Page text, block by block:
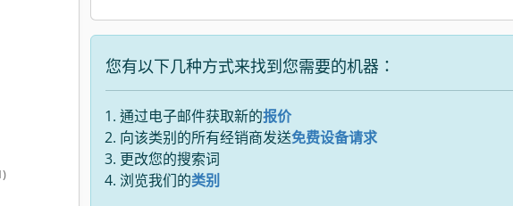
您有以下几种方式来找到您需要的机器：
通过电子邮件获取新的报价
向该类别的所有经销商发送免费设备请求
更改您的搜索词
浏览我们的类别